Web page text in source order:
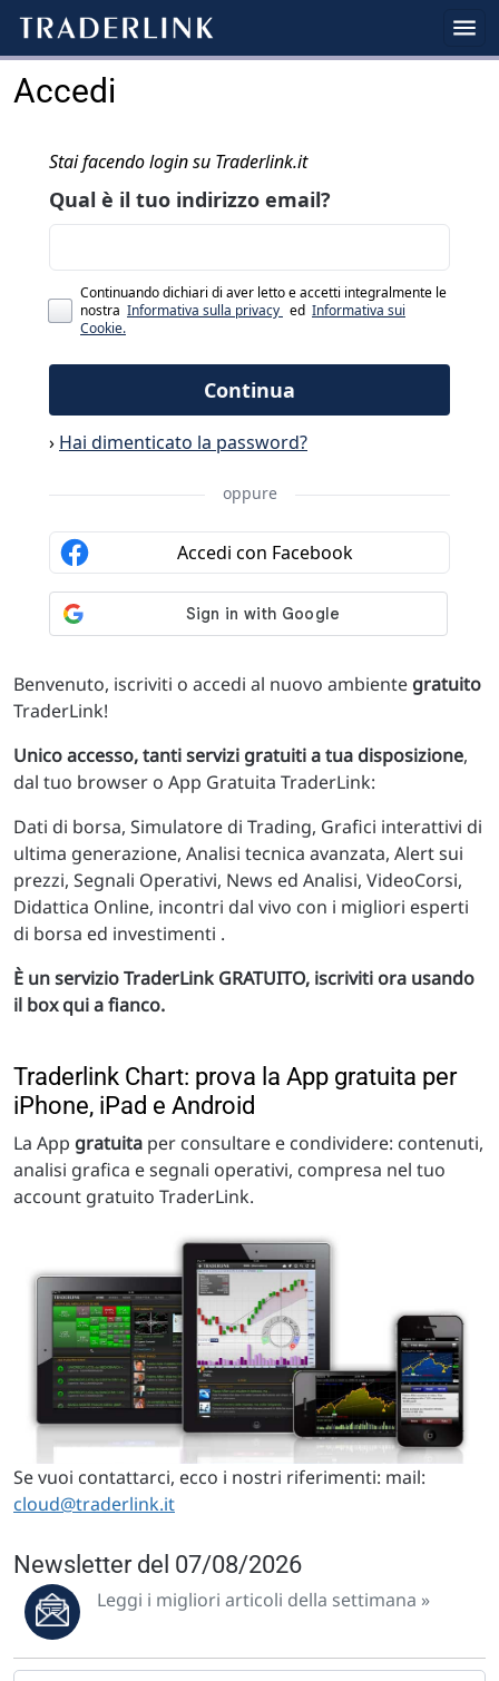
Accedi
Benvenuto, iscriviti o accedi al nuovo ambiente gratuito
TraderLink!
Unico accesso, tanti servizi gratuiti a tua disposizione,
dal tuo browser o App Gratuita TraderLink:
Dati di borsa, Simulatore di Trading, Grafici interattivi di
ultima generazione, Analisi tecnica avanzata, Alert sui
prezzi, Segnali Operativi, News ed Analisi, VideoCorsi,
Didattica Online, incontri dal vivo con i migliori esperti
di borsa ed investimenti .
È un servizio TraderLink GRATUITO, iscriviti ora usando
il box qui a fianco.
Traderlink Chart: prova la App gratuita per
iPhone, iPad e Android
La App gratuita per consultare e condividere: contenuti,
analisi grafica e segnali operativi, compresa nel tuo
account gratuito TraderLink.
Se vuoi contattarci, ecco i nostri riferimenti: mail:
cloud@traderlink.it
Newsletter del 07/08/2026
Leggi i migliori articoli della settimana »